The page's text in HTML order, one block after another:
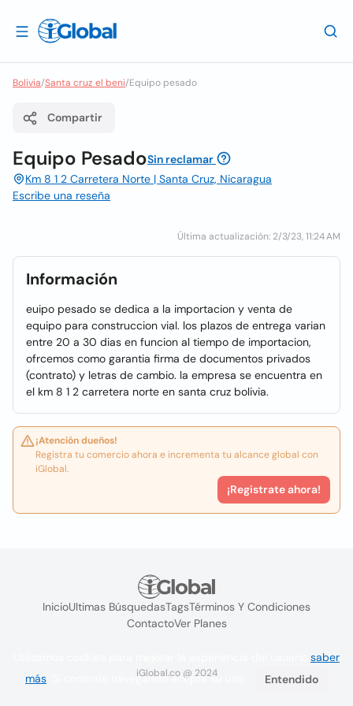
Bolivia/Santa cruz el beni/Equipo pesado
Compartir
Equipo PesadoSin reclamar
Km 8 1 2 Carretera Norte | Santa Cruz, Nicaragua
Escribe una reseña
Última actualización: 2/3/23, 11:24 AM
Información
euipo pesado se dedica a la importacion y venta de
equipo para construccion vial. los plazos de entrega varian
entre 20 a 30 dias en funcion al tiempo de importacion,
ofrcemos como garantia firma de documentos privados
(contrato) y letras de cambio. la empresa se encuentra en
el km 8 1 2 carretera norte en santa cruz bolivia.
¡Atención dueños!
Registra tu comercio ahora e incrementa tu alcance global con
iGlobal.
¡Registrate ahora!
InicioUltimas BúsquedasTagsTérminos Y Condiciones
ContactoVer Planes
iGlobal.co @ 2024
saber
más . Si continúa navegando acepta su uso. Entendido